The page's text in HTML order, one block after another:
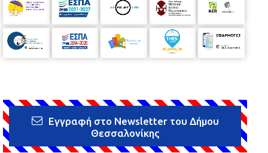
Εγγραφή στο Newsletter του Δήμου
Θεσσαλονίκης